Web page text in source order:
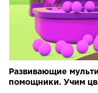
Развивающие
помощники. Учим